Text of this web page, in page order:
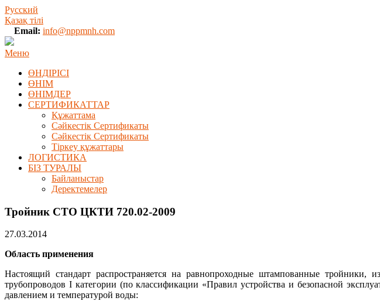
Русский
Қазақ тілі
Email: info@nppmnh.com
Меню
ӨНДІРІСІ
ӨНІМ
ӨHIМДЕР
СЕРТИФИКАТТАР
Құжаттама
Сәйкестік Сертификаты
Сәйкестік Сертификаты
Тіркеу құжаттары
ЛОГИСТИКА
БІЗ ТУРАЛЫ
Байланыстар
Деректемелер
Тройник СТО ЦКТИ 720.02-2009
27.03.2014
Область применения
Настоящий стандарт распространяется на равнопроходные штампованные
трубопроводов I категории (по классификации «Правил устройства и безопасной
давлением и температурой воды: